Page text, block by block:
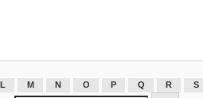
L M N O P Q R S